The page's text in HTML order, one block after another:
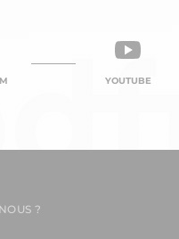
YOUTUBE
?